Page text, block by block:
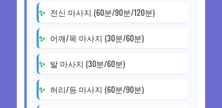
전신 마사지 (60분/90분/120분)
어깨/목 마사지 (30분/60분)
발 마사지 (30분/60분)
허리/등 마사지 (60분/90분)